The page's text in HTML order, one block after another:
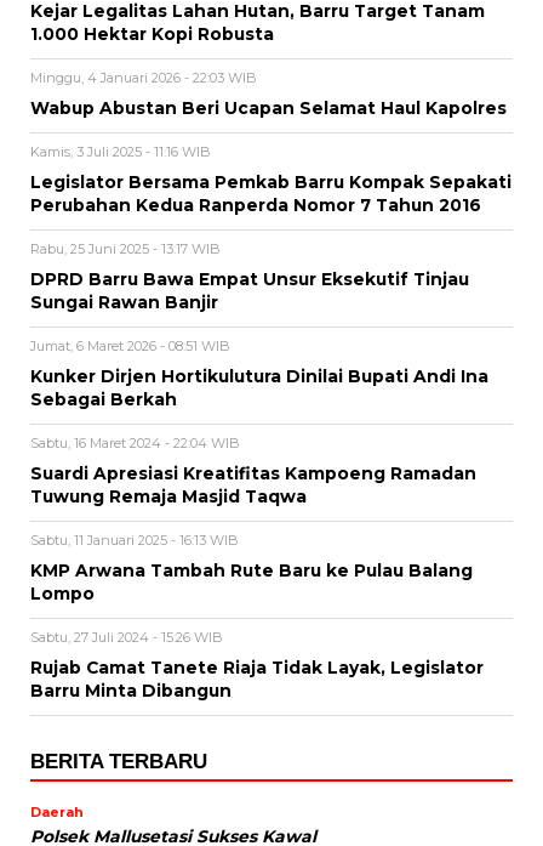
Kejar Legalitas Lahan Hutan, Barru Target Tanam
1.000 Hektar Kopi Robusta
Minggu, 4 Januari 2026 - 22:03 WIB
Wabup Abustan Beri Ucapan Selamat Haul Kapolres
Kamis, 3 Juli 2025 - 11:16 WIB
Legislator Bersama Pemkab Barru Kompak Sepakati
Perubahan Kedua Ranperda Nomor 7 Tahun 2016
Rabu, 25 Juni 2025 - 13:17 WIB
DPRD Barru Bawa Empat Unsur Eksekutif Tinjau
Sungai Rawan Banjir
Jumat, 6 Maret 2026 - 08:51 WIB
Kunker Dirjen Hortikulutura Dinilai Bupati Andi Ina
Sebagai Berkah
Sabtu, 16 Maret 2024 - 22:04 WIB
Suardi Apresiasi Kreatifitas Kampoeng Ramadan
Tuwung Remaja Masjid Taqwa
Sabtu, 11 Januari 2025 - 16:13 WIB
KMP Arwana Tambah Rute Baru ke Pulau Balang
Lompo
Sabtu, 27 Juli 2024 - 15:26 WIB
Rujab Camat Tanete Riaja Tidak Layak, Legislator
Barru Minta Dibangun
BERITA TERBARU
Daerah
Polsek Mallusetasi Sukses Kawal